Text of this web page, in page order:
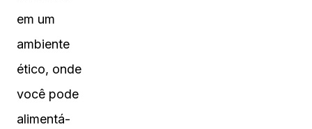
em um
ambiente
ético, onde
você pode
alimentá-